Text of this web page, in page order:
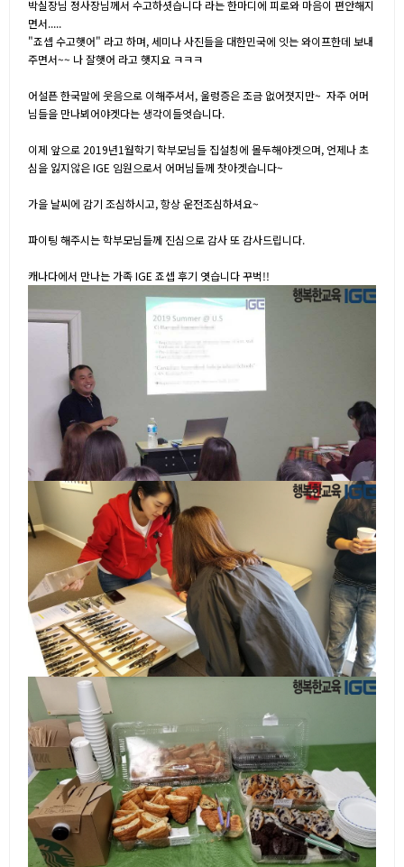
박실장님 정사장님께서 수고하셧습니다 라는 한마디에 피로와 마음이 편안해지
면서.....
"죠셉 수고햇어" 라고 하며, 세미나 사진들을 대한민국에 잇는 와이프한데 보내
주면서~~ 나 잘햇어 라고 햇지요 ㅋㅋㅋ
어설픈 한국말에 웃음으로 이해주셔서, 울렁증은 조금 없어졋지만~ 자주 어머
님들을 만나뵈어야겟다는 생각이들엇습니다.
이제 앞으로 2019년1월학기 학부모님들 집설칭에 몰두해야겟으며, 언제나 초
심을 잃지않은 IGE 임원으로서 어머님들께 찻아겟습니다~
가을 날씨에 감기 조심하시고, 항상 운전조심하셔요~
파이팅 해주시는 학부모님들께 진심으로 감사 또 감사드립니다.
캐나다에서 만나는 가족 IGE 죠셉 후기 엿습니다 꾸벅!!